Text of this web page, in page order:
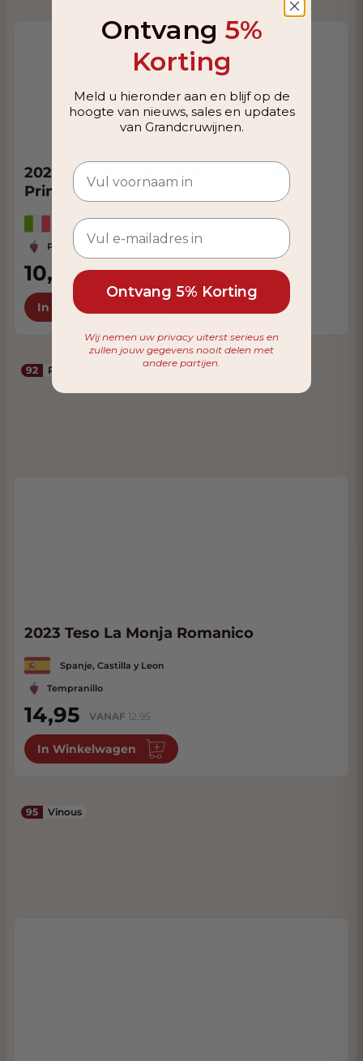
2025 San Marzano Tramari Rosé di
Primitivo
Italië, Puglia
Primitivo
10,95
In Winkelwagen
92 Parker
2023 Teso La Monja Romanico
Spanje, Castilla y Leon
Tempranillo
14,95 VANAF 12,95
In Winkelwagen
95 Vinous
Ontvang 5%
Korting
Meld u hieronder aan en blijf op de
hoogte van nieuws, sales en updates
van Grandcruwijnen.
Ontvang 5% Korting
Wij nemen uw privacy uiterst serieus en
zullen jouw gegevens nooit delen met
andere partijen.